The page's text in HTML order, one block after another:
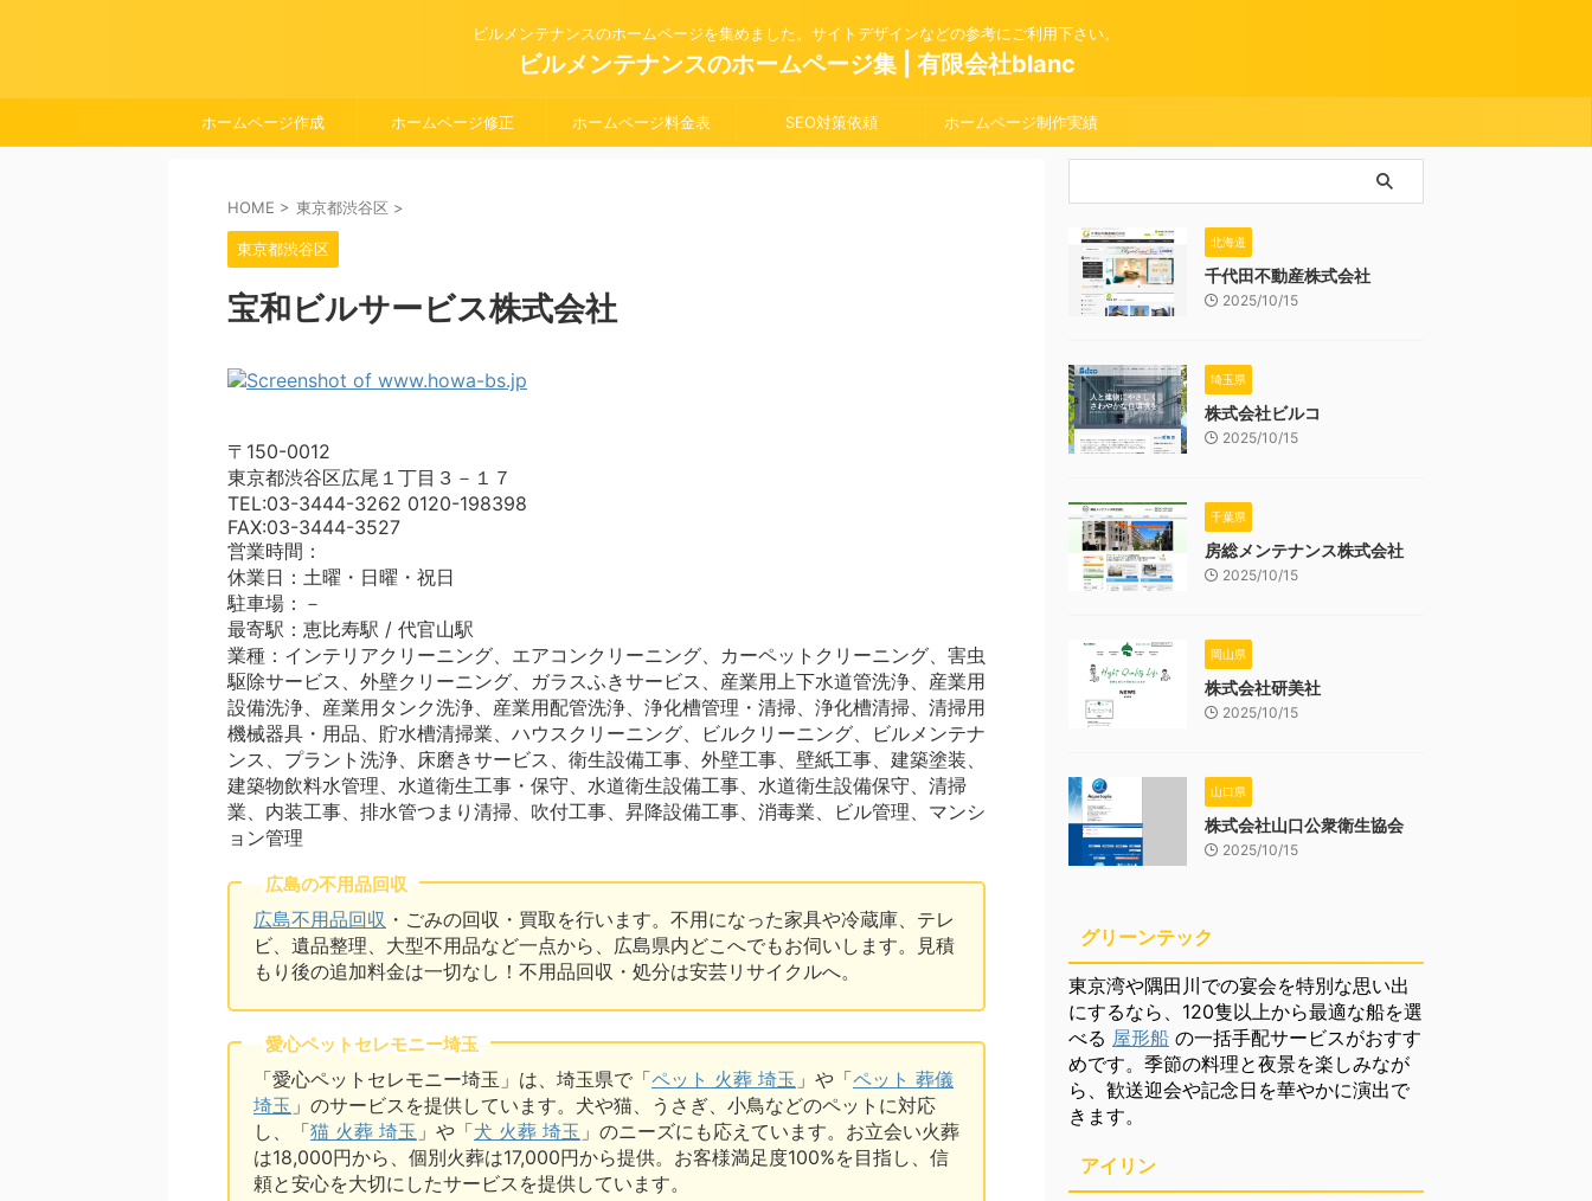
ビルメンテナンスのホームページを集めました。サイトデザインなどの参考にご利用下さい。
ビルメンテナンスのホームページ集 | 有限会社blanc
ホームページ作成 ホームページ修正 ホームページ料金表 SEO対策依頼 ホームページ制作実績
HOME > 東京都渋谷区 >
東京都渋谷区
宝和ビルサービス株式会社
〒150-0012
東京都渋谷区広尾１丁目３－１７
TEL:03-3444-3262 0120-198398
FAX:03-3444-3527
営業時間：
休業日：土曜・日曜・祝日
駐車場：－
最寄駅：恵比寿駅 / 代官山駅
業種：インテリアクリーニング、エアコンクリーニング、カーペットクリーニング、害虫
駆除サービス、外壁クリーニング、ガラスふきサービス、産業用上下水道管洗浄、産業用
設備洗浄、産業用タンク洗浄、産業用配管洗浄、浄化槽管理・清掃、浄化槽清掃、清掃用
機械器具・用品、貯水槽清掃業、ハウスクリーニング、ビルクリーニング、ビルメンテナ
ンス、プラント洗浄、床磨きサービス、衛生設備工事、外壁工事、壁紙工事、建築塗装、
建築物飲料水管理、水道衛生工事・保守、水道衛生設備工事、水道衛生設備保守、清掃
業、内装工事、排水管つまり清掃、吹付工事、昇降設備工事、消毒業、ビル管理、マンシ
ョン管理
広島の不用品回収
広島不用品回収 ・ごみの回収・買取を行います。不用になった家具や冷蔵庫、テレ
ビ、遺品整理、大型不用品など一点から、広島県内どこへでもお伺いします。見積
もり後の追加料金は一切なし！不用品回収・処分は安芸リサイクルへ。
愛心ペットセレモニー埼玉
「愛心ペットセレモニー埼玉」は、埼玉県で「ペット 火葬 埼玉 」や「ペット 葬儀
埼玉 」のサービスを提供しています。犬や猫、うさぎ、小鳥などのペットに対応
し、「猫 火葬 埼玉 」や「犬 火葬 埼玉 」のニーズにも応えています。お立会い火葬
は18,000円から、個別火葬は17,000円から提供。お客様満足度100%を目指し、信
頼と安心を大切にしたサービスを提供しています。
北海道
千代田不動産株式会社
2025/10/15
埼玉県
株式会社ビルコ
2025/10/15
千葉県
房総メンテナンス株式会社
2025/10/15
岡山県
株式会社研美社
2025/10/15
山口県
株式会社山口公衆衛生協会
2025/10/15
グリーンテック
東京湾や隅田川での宴会を特別な思い出
にするなら、120隻以上から最適な船を選
べる 屋形船 の一括手配サービスがおすす
めです。季節の料理と夜景を楽しみなが
ら、歓送迎会や記念日を華やかに演出で
きます。
アイリン